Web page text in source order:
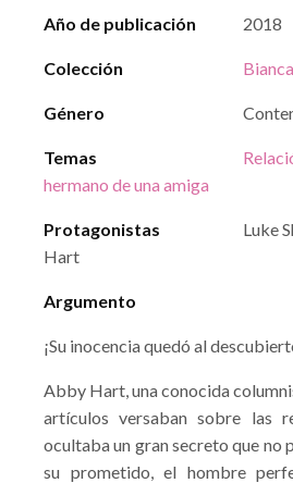
Año de publicación 2018
Colección Bianca
Género
Temas
hermano de una amiga
Protagonistas
Luke
Hart
Argumento
¡Su inocencia quedó al
Abby Hart, una conocida
artículos versaban sobre las
ocultaba un gran secreto que no
su prometido, el hombre